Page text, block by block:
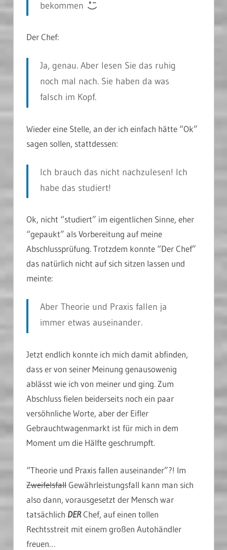
bekommen
Der Chef:
Ja, genau. Aber lesen Sie das ruhig
noch mal nach. Sie haben da was
falsch im Kopf.
Wieder eine Stelle, an der ich einfach hätte “Ok”
sagen sollen, stattdessen:
Ich brauch das nicht nachzulesen! Ich
habe das studiert!
Ok, nicht “studiert” im eigentlichen Sinne, eher
“gepaukt” als Vorbereitung auf meine
Abschlussprüfung. Trotzdem konnte “Der Chef”
das natürlich nicht auf sich sitzen lassen und
meinte:
Aber Theorie und Praxis fallen ja
immer etwas auseinander.
Jetzt endlich konnte ich mich damit abfinden,
dass er von seiner Meinung genausowenig
ablässt wie ich von meiner und ging. Zum
Abschluss fielen beiderseits noch ein paar
versöhnliche Worte, aber der Eifler
Gebrauchtwagenmarkt ist für mich in dem
Moment um die Hälfte geschrumpft.
“Theorie und Praxis fallen auseinander”?! Im
ZweifelsfallGewährleistungsfall kann man sich
also dann, vorausgesetzt der Mensch war
tatsächlich DERChef, auf einen tollen
Rechtsstreit mit einem großen Autohändler
freuen…